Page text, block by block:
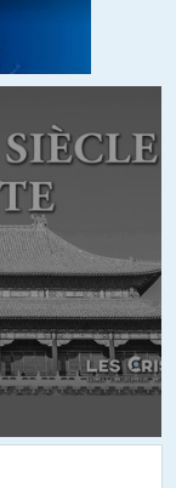
Unis » de
« Massacre de
dans le
qui se sont